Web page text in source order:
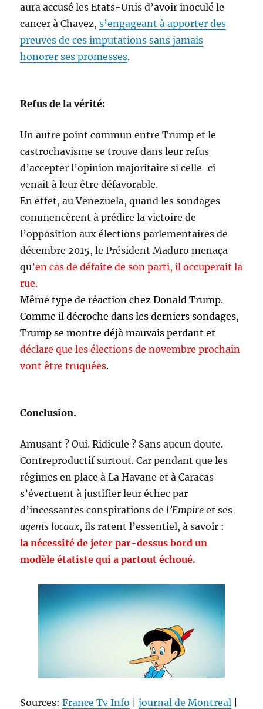
aura accusé les Etats-Unis d’avoir inoculé le
cancer à Chavez,s’engageant à apporter des
preuves de ces imputations sans jamais
honorer ses promesses.
Refus de la vérité:
Un autre point commun entre Trump et le
castrochavisme se trouve dans leur refus
d’accepter l’opinion majoritaire si celle-ci
venait à leur être défavorable.
En effet, au Venezuela, quand les sondages
commencèrent à prédire la victoire de
l’opposition aux élections parlementaires de
décembre 2015, le Président Maduro menaça
qu’en cas de défaite de son parti, il occuperait la
rue.
Même type de réaction chez Donald Trump.
Comme il décroche dans les derniers sondages,
Trump se montre déjà mauvais perdant et
déclare que les élections de novembre prochain
vont être truquées.
Conclusion.
Amusant ? Oui. Ridicule ? Sans aucun doute.
Contreproductif surtout. Car pendant que les
régimes en place à La Havane et à Caracas
s’évertuent à justifier leur échec par
d’incessantes conspirations de l’Empire et ses
agents locaux, ils ratent l’essentiel, à savoir :
la nécessité de jeter par-dessus bord un
modèle étatiste qui a partout échoué.
Sources:France Tv Info |journal de Montreal